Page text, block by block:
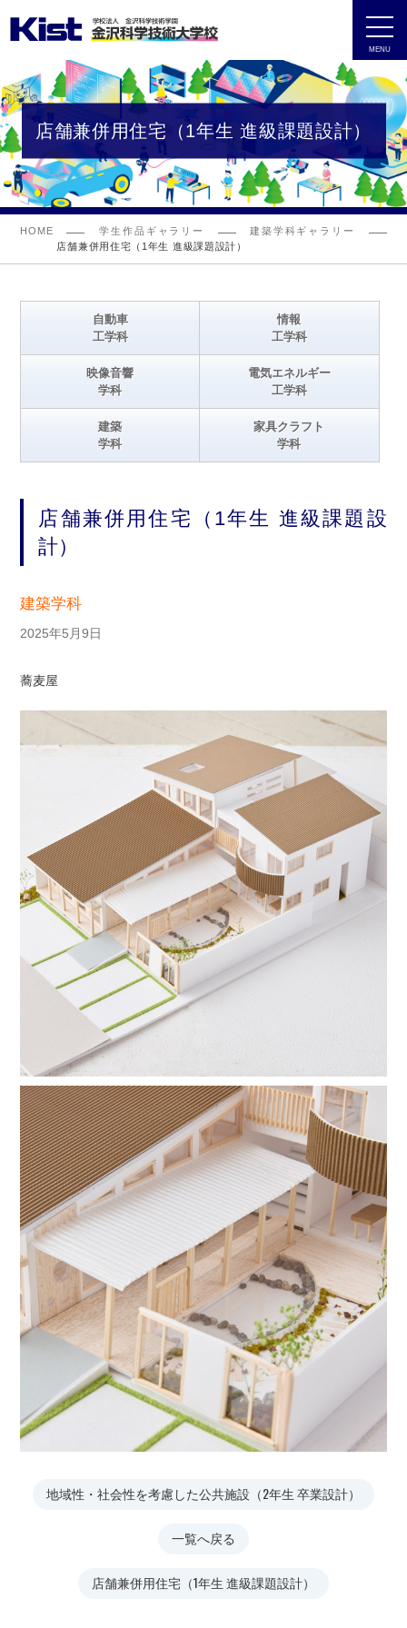
MENU
店舗兼併用住宅（1年生 進級課題設計）
HOME 学生作品ギャラリー
建築学科ギャラリー
店舗兼併用住宅（1年生 進級課題設計）
自動車
工学科
情報
工学科
映像音響
学科
電気エネルギー
工学科
建築
学科
家具クラフト
学科
店舗兼併用住宅（1年生 進級課題設
計）
建築学科
2025年5月9日
蕎麦屋
地域性・社会性を考慮した公共施設（2年生 卒業設計）
一覧へ戻る
店舗兼併用住宅（1年生 進級課題設計）